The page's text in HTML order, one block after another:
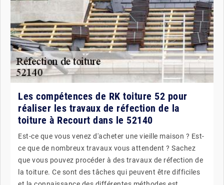
Les compétences de RK toiture 52 pour
réaliser les travaux de réfection de la
toiture à Recourt dans le 52140
Est-ce que vous venez d'acheter une vieille maison ? Est-
ce que de nombreux travaux vous attendent ? Sachez
que vous pouvez procéder à des travaux de réfection de
la toiture. Ce sont des tâches qui peuvent être difficiles